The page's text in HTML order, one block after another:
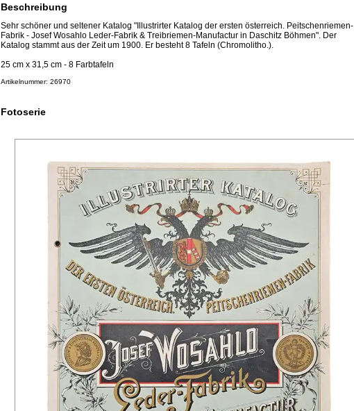
Beschreibung
Sehr schöner und seltener Katalog "Illustrirter Katalog der ersten österreich. Peitschenriemen-
Fabrik - Josef Wosahlo Leder-Fabrik & Treibriemen-Manufactur in Daschitz Böhmen". Der
Katalog stammt aus der Zeit um 1900. Er besteht 8 Tafeln (Chromolitho.).
25 cm x 31,5 cm - 8 Farbtafeln
Artikelnummer: 26970
Fotoserie